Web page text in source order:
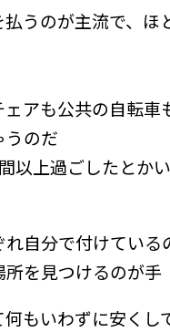
うのが主流で、
アも公共の自転
うのだ
以上過ごしたとか
自分で付けている
を見つけるのが手
もいわずに安くし